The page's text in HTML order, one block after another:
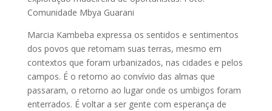
Comunidade Mbya Guarani
Marcia Kambeba expressa os sentidos e sentimentos
dos povos que retomam suas terras, mesmo em
contextos que foram urbanizados, nas cidades e pelos
campos. É o retorno ao convívio das almas que
passaram, o retorno ao lugar onde os umbigos foram
enterrados. É voltar a ser gente com esperança de